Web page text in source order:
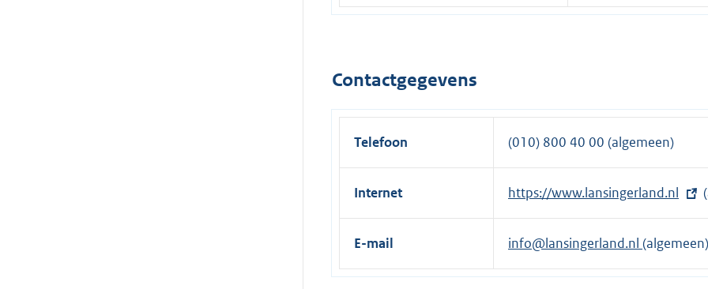
Contactgegevens
Telefoon (010) 800 40 00 (algemeen)
Internet
E
x
t
r
https://www.lansingerland.nl
E-mail info@lansingerland.nl (algemeen)